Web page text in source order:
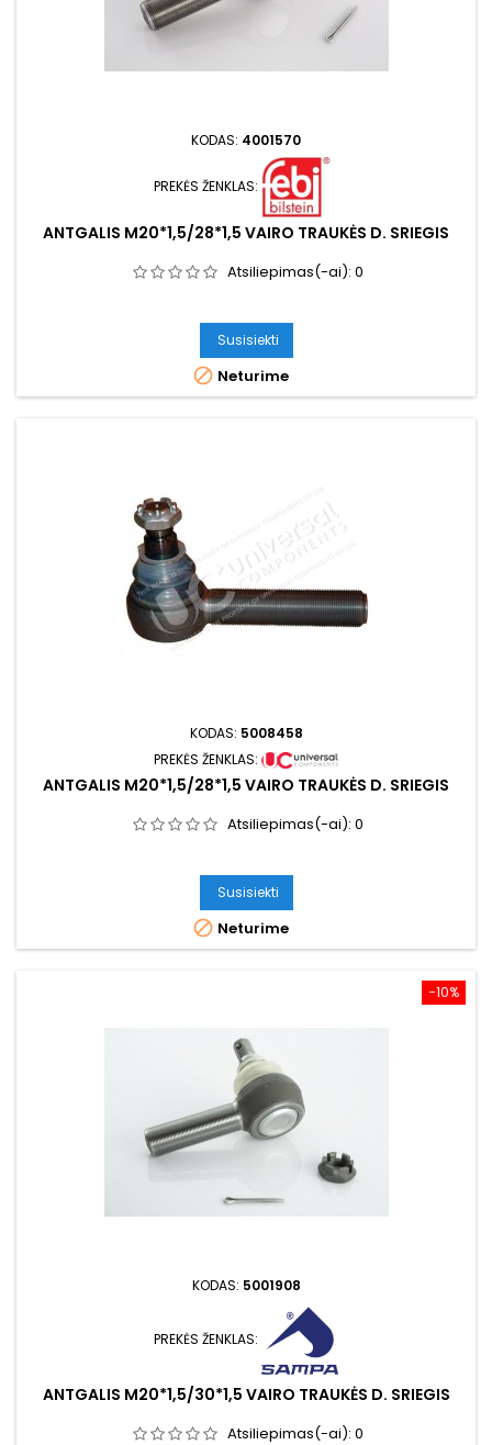
KODAS: 4001570
PREKĖS ŽENKLAS:
ANTGALIS M20*1,5/28*1,5 VAIRO TRAUKĖS D. SRIEGIS
Atsiliepimas(-ai): 0
Susisiekti
 Neturime
KODAS: 5008458
PREKĖS ŽENKLAS:
ANTGALIS M20*1,5/28*1,5 VAIRO TRAUKĖS D. SRIEGIS
Atsiliepimas(-ai): 0
Susisiekti
 Neturime
−10%
KODAS: 5001908
PREKĖS ŽENKLAS:
ANTGALIS M20*1,5/30*1,5 VAIRO TRAUKĖS D. SRIEGIS
Atsiliepimas(-ai): 0